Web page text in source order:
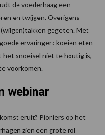
de voederhaag een
en twijgen. Overigens
gegeten. Met
ervaringen: koeien eten
het snoeisel niet te houtig is,
voorkomen.
webinar
eruit? Pioniers op het
zien een grote rol